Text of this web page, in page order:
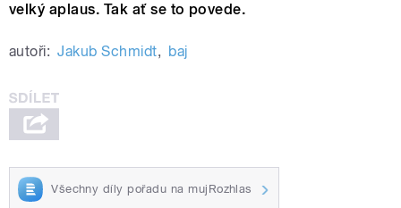
velký aplaus. Tak ať se to povede.
autoři: Jakub Schmidt, baj
Všechny díly pořadu na mujRozhlas